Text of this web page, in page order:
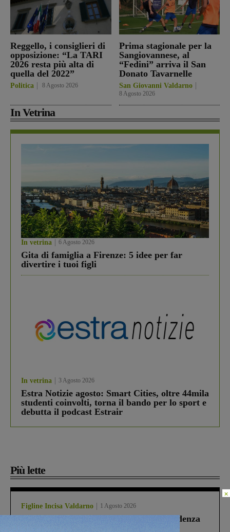
Reggello, i consiglieri di
opposizione: “La TARI
2026 resta più alta di
quella del 2022”
Politica 8 Agosto 2026
Prima stagionale per la
Sangiovannese, al
“Fedini” arriva il San
Donato Tavarnelle
San Giovanni Valdarno
8 Agosto 2026
In Vetrina
In vetrina 6 Agosto 2026
Gita di famiglia a Firenze: 5 idee per far
divertire i tuoi figli
In vetrina 3 Agosto 2026
Estra Notizie agosto: Smart Cities, oltre 44mila
studenti coinvolti, torna il bando per lo sport e
debutta il podcast Estrair
Più lette
Figline Incisa Valdarno 1 Agosto 2026
Piscina di Figline finanziata oltre la scadenza
Pnrr, il gruppo di Fratelli d’Italia: “Un
×